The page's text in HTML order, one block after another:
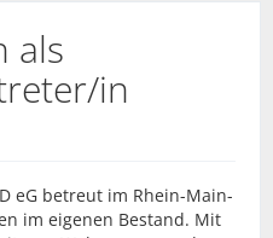
als
in
eG betreut im Rhein-Main-
im eigenen Bestand. Mit